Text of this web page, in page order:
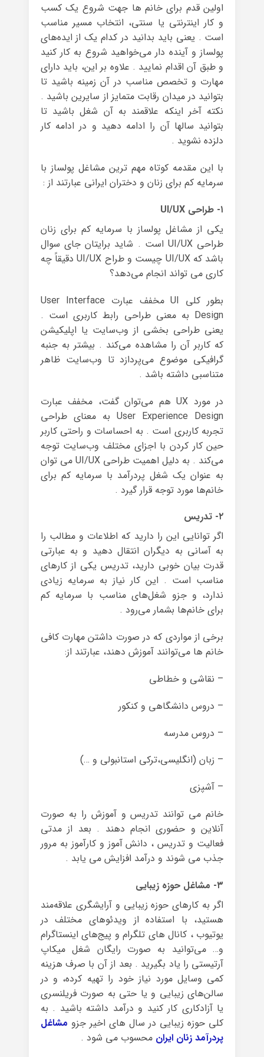
اولین قدم برای خانم ها جهت شروع یک کسب
و کار اینترنتی یا سنتی، انتخاب مسیر مناسب
است . یعنی باید بدانید در کدام یک از ایده‌های
پولساز و آینده دار می‌خواهید شروع به کار کنید
و طبق آن اقدام نمایید . علاوه بر این، باید دارای
مهارت و تخصص مناسب در آن زمینه باشید تا
بتوانید در میدان رقابت متمایز از سایرین باشید .
نکته آخر اینکه علاقمند به آن شغل باشید تا
بتوانید سالها آن را ادامه دهید و در ادامه کار
دلزده نشوید .
با این مقدمه کوتاه مهم ترین مشاغل پولساز با
سرمایه کم برای زنان و دختران ایرانی عبارتند از :
۱- طراحی UI/UX
یکی از مشاغل پولساز با سرمایه کم برای زنان
طراحی UI/UX است . شاید برایتان جای سوال
باشد که UI/UX چیست و طراح UI/UX دقیقاً چه
کاری می تواند انجام می‌دهد؟
بطور کلی UI مخفف عبارت User Interface
Design به معنی طراحی رابط کاربری است .
یعنی طراحی بخشی از وب‌سایت یا اپلیکیشن
که کاربر آن را مشاهده می‌کند . بیشتر به جنبه
گرافیکی موضوع می‌پردازد تا وب‌سایت ظاهر
متناسبی داشته باشد .
در مورد UX هم می‌توان گفت، مخفف عبارت
User Experience Design به معنای طراحی
تجربه‌ کاربری است . به احساسات و راحتی کاربر
حین کار کردن با اجزای مختلف وب‌سایت توجه
می‌کند . به دلیل اهمیت طراحی UI/UX می توان
به عنوان یک شغل پردرآمد با سرمایه کم برای
خانم‌ها مورد توجه قرار گیرد .
۲- تدریس
اگر توانایی این را دارید که اطلاعات و مطالب را
به آسانی به دیگران انتقال دهید و به عبارتی
قدرت بیان خوبی دارید، تدریس یکی از کارهای
مناسب است . این کار نیاز به سرمایه زیادی
ندارد، و جزو شغل‌های مناسب با سرمایه کم
برای خانم‌ها بشمار می‌رود .
برخی از مواردی که در صورت داشتن مهارت کافی
خانم ها می‌توانند آموزش دهند، عبارتند از:
– نقاشی و خطاطی
– دروس دانشگاهی و کنکور
– دروس مدرسه
– زبان (انگلیسی،ترکی استانبولی و …)
– آشپزی
خانم می توانند تدریس و آموزش را به صورت
آنلاین و حضوری انجام دهند . بعد از مدتی
فعالیت و تدریس ، دانش آموز و کارآموز به مرور
جذب می شوند و درآمد افزایش می یابد .
۳- مشاغل حوزه زیبایی
اگر به کارهای حوزه زیبایی و آرایشگری علاقه‌مند
هستید، با استفاده از ویدئوهای مختلف در
یوتیوب ، کانال های تلگرام و پیج‌های اینستاگرام
و… می‌توانید به صورت رایگان شغل میکاپ
آرتیستی را یاد بگیرید . بعد از آن با صرف هزینه
کمی وسایل مورد نیاز خود را تهیه کرده، و در
سالن‌های زیبایی و یا حتی به صورت فریلنسری
یا آزادکاری کار کنید و درآمد داشته باشید . به
کلی حوزه زیبایی در سال های اخیر جزو مشاغل
پردرآمد زنان ایران محسوب می شود .